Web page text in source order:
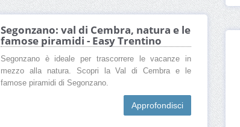
Segonzano: val di Cembra, natura e le
famose piramidi - Easy Trentino
Segonzano è ideale per trascorrere le vacanze in
mezzo alla natura. Scopri la Val di Cembra e le
famose piramidi di Segonzano.
Approfondisci